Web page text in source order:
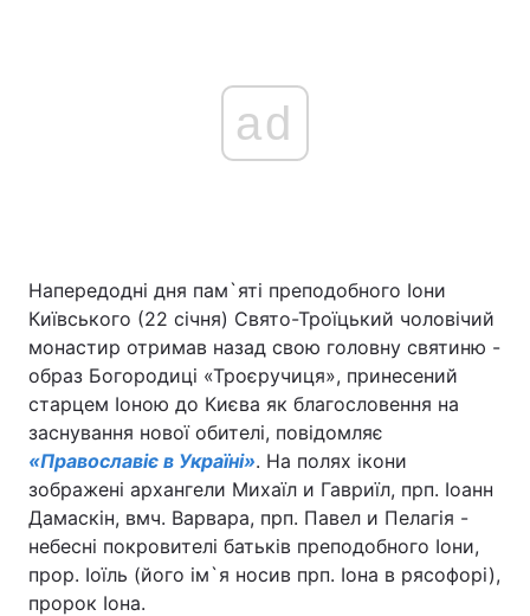
ad
Напередодні дня пам`яті преподобного Іони
Київського (22 січня) Свято-Троїцький чоловічий
монастир отримав назад свою головну святиню -
образ Богородиці «Троєручиця», принесений
старцем Іоною до Києва як благословення на
заснування нової обителі, повідомляє
«Православіє в Україні». На полях ікони
зображені архангели Михаїл и Гавриїл, прп. Іоанн
Дамаскін, вмч. Варвара, прп. Павел и Пелагія -
небесні покровителі батьків преподобного Іони,
прор. Іоїль (його ім`я носив прп. Іона в рясофорі),
пророк Іона.